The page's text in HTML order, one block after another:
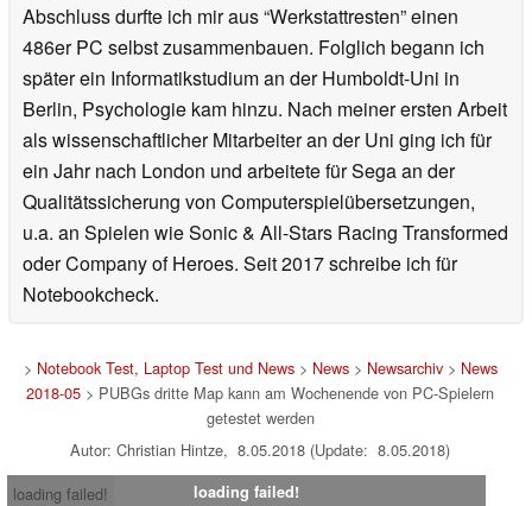
Abschluss durfte ich mir aus “Werkstattresten” einen
486er PC selbst zusammenbauen. Folglich begann ich
später ein Informatikstudium an der Humboldt-Uni in
Berlin, Psychologie kam hinzu. Nach meiner ersten Arbeit
als wissenschaftlicher Mitarbeiter an der Uni ging ich für
ein Jahr nach London und arbeitete für Sega an der
Qualitätssicherung von Computerspielübersetzungen,
u.a. an Spielen wie Sonic & All-Stars Racing Transformed
oder Company of Heroes. Seit 2017 schreibe ich für
Notebookcheck.
> Notebook Test, Laptop Test und News> News> Newsarchiv> News
2018-05 > PUBGs dritte Map kann am Wochenende von PC-Spielern
getestet werden
Autor: Christian Hintze, 8.05.2018 (Update: 8.05.2018)
loading failed!
loading failed!